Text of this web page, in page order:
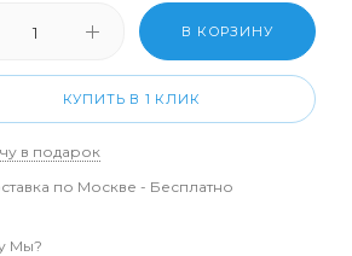
В КОРЗИНУ
КУПИТЬ В 1 КЛИК
в подарок
по Москве - Бесплатно
Мы?